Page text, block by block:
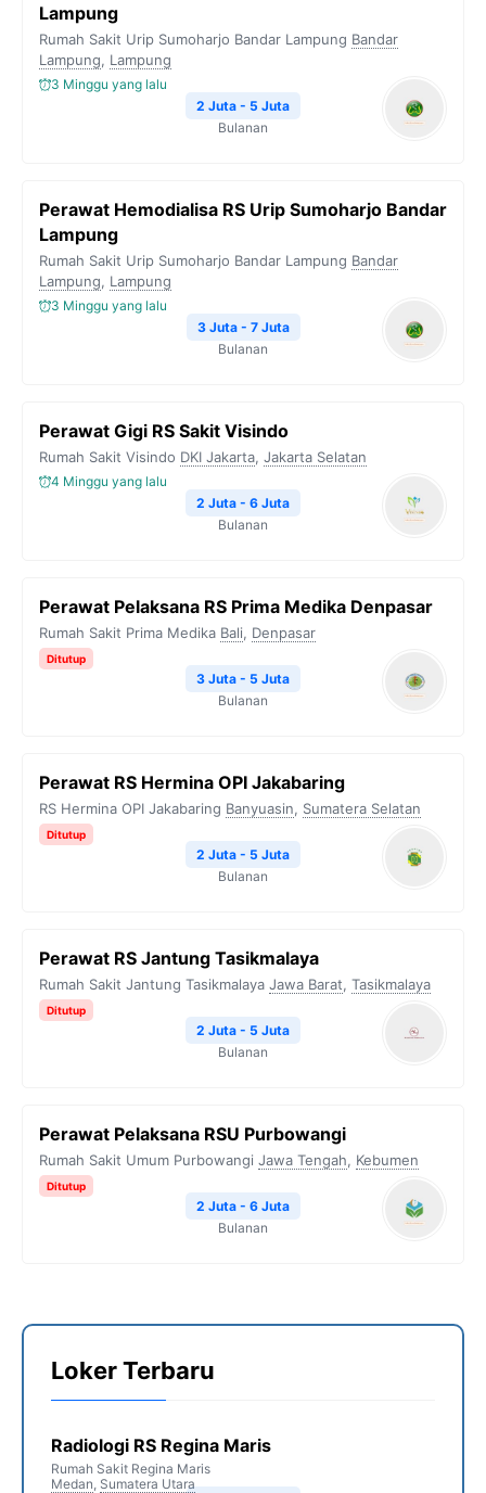
Lampung
Rumah Sakit Urip Sumoharjo Bandar Lampung Bandar
Lampung, Lampung
3 Minggu yang lalu
2 Juta - 5 Juta
Bulanan
Perawat Hemodialisa RS Urip Sumoharjo Bandar
Lampung
Rumah Sakit Urip Sumoharjo Bandar Lampung Bandar
Lampung, Lampung
3 Minggu yang lalu
3 Juta - 7 Juta
Bulanan
Perawat Gigi RS Sakit Visindo
Rumah Sakit Visindo DKI Jakarta, Jakarta Selatan
4 Minggu yang lalu
2 Juta - 6 Juta
Bulanan
Perawat Pelaksana RS Prima Medika Denpasar
Rumah Sakit Prima Medika Bali, Denpasar
Ditutup
3 Juta - 5 Juta
Bulanan
Perawat RS Hermina OPI Jakabaring
RS Hermina OPI Jakabaring Banyuasin, Sumatera Selatan
Ditutup
2 Juta - 5 Juta
Bulanan
Perawat RS Jantung Tasikmalaya
Rumah Sakit Jantung Tasikmalaya Jawa Barat, Tasikmalaya
Ditutup
2 Juta - 5 Juta
Bulanan
Perawat Pelaksana RSU Purbowangi
Rumah Sakit Umum Purbowangi Jawa Tengah, Kebumen
Ditutup
2 Juta - 6 Juta
Bulanan
Loker Terbaru
Radiologi RS Regina Maris
Rumah Sakit Regina Maris
Medan, Sumatera Utara